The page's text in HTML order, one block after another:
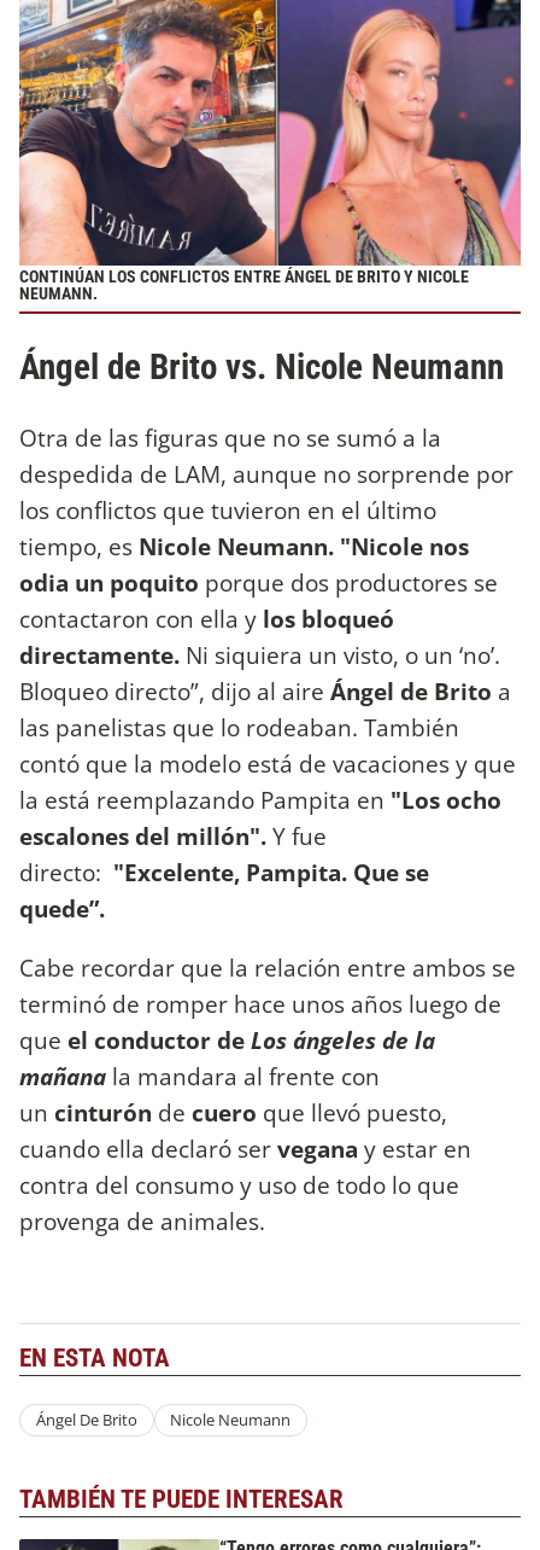
CONTINÚAN LOS CONFLICTOS ENTRE ÁNGEL DE BRITO Y NICOLE
NEUMANN.
Ángel de Brito vs. Nicole Neumann
Otra de las figuras que no se sumó a la
despedida de LAM, aunque no sorprende por
los conflictos que tuvieron en el último
tiempo, es Nicole Neumann. "Nicole nos
odia un poquito porque dos productores se
contactaron con ella y los bloqueó
directamente. Ni siquiera un visto, o un ‘no’.
Bloqueo directo”, dijo al aire Ángel de Brito a
las panelistas que lo rodeaban. También
contó que la modelo está de vacaciones y que
la está reemplazando Pampita en "Los ocho
escalones del millón".Y fue
directo: "Excelente, Pampita. Que se
quede”.
Cabe recordar que la relación entre ambos se
terminó de romper hace unos años luego de
que el conductor deLos ángeles de la
mañana la mandara al frente con
un cinturón de cuero que llevó puesto,
cuando ella declaró servegana y estar en
contra del consumo y uso de todo lo que
provenga de animales.
EN ESTA NOTA
Ángel De Brito Nicole Neumann
TAMBIÉN TE PUEDE INTERESAR